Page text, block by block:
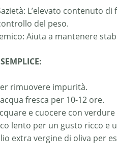
L’elevato contenuto
del peso.
Aiuta a mantenere
rimuovere impurità.
fresca per 10-12 ore.
e cuocere con
lento per un gusto ricco e
extra vergine di oliva per